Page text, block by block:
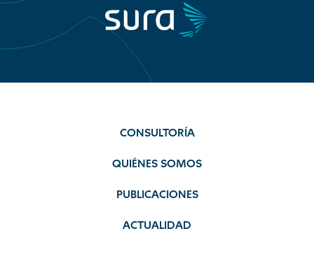
CONSULTORÍA
QUIÉNES SOMOS
PUBLICACIONES
ACTUALIDAD